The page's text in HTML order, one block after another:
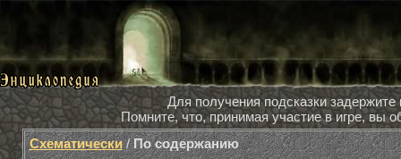
Для получения подсказки
Помните, что, принимая участие в игре, вы
Схематически/По содержанию